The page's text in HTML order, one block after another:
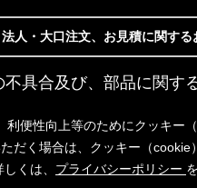
法人・大口注文、お見積に関する
不具合及び、部品に関す
、Webサイトにて承っております。
連絡ください。
利便性向上等のためにクッキー
だく場合は、クッキー（cookie
しくは、 プライバシーポリシー